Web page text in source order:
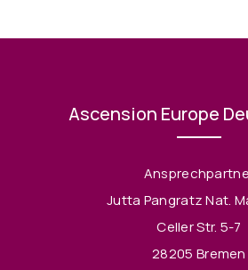
Ascension Europe
Jutta Pangratz Nat.
Celler Str. 5-7
28205 Bremen